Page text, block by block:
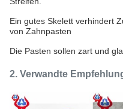
Ein gutes Skelett verhindert
von Zahnpasten
Die Pasten sollen zart und
2. Verwandte